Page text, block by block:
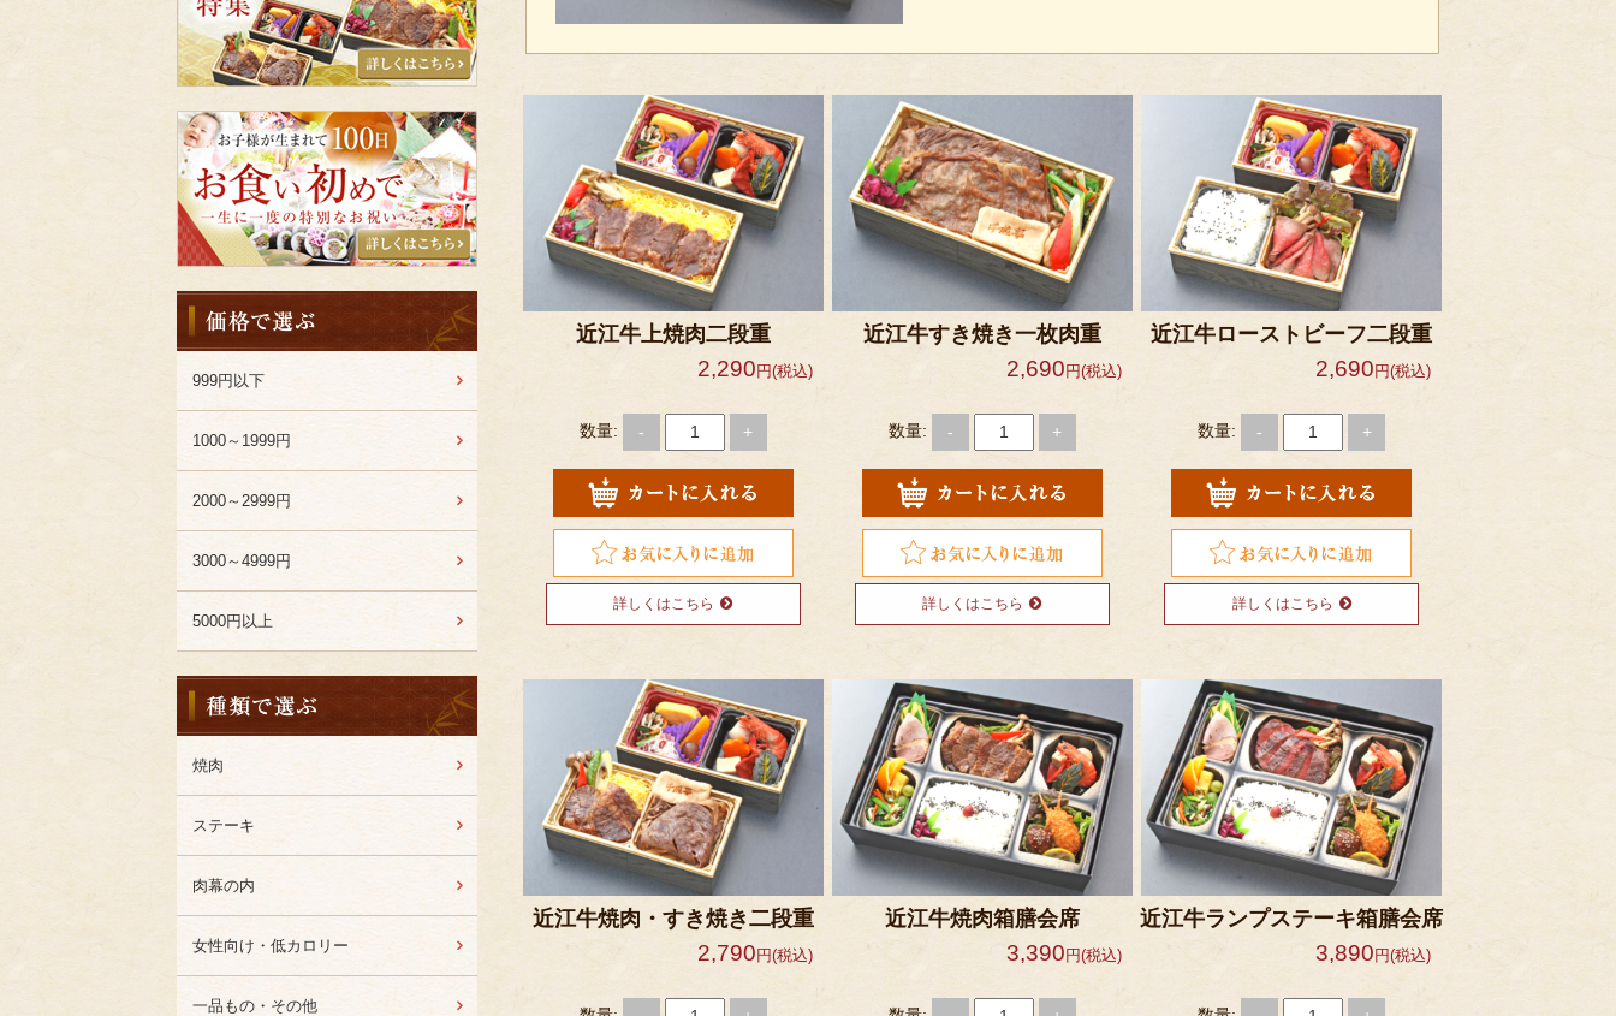
近江牛上焼肉二段重
2,290 円(税込)
数量: - +
詳しくはこちら
近江牛すき焼き一枚肉重
2,690 円(税込)
数量: - +
詳しくはこちら
近江牛ローストビーフ二段重
2,690 円(税込)
数量: - +
Favorite
詳しくはこちら
近江牛焼肉・すき焼き二段重
2,790 円(税込)
近江牛焼肉箱膳会席
3,390 円(税込)
近江牛ランプステーキ箱膳会席
3,890 円(税込)
き
焼
き
特
集
千
成
亭
キ
ッ
チ
ン
の
お
食
初
め
価
格
か
ら
選
ぶ
999円以下
1000～1999円
2000～2999円
3000～4999円
5000円以上
種
類
か
ら
選
ぶ
焼肉
ステーキ
肉幕の内
女性向け・低カロリー
一品もの・その他